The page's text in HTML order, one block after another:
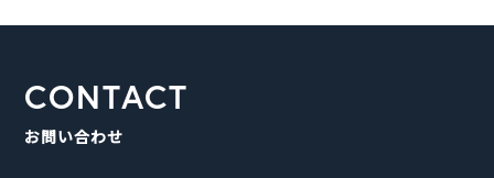
CONTACT
お問い合わせ